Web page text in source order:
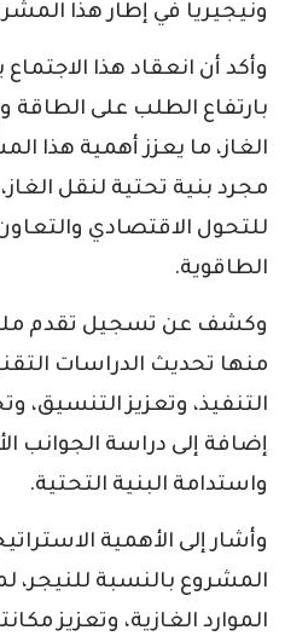
ونيجيريا في إطار هذا
وأكد أن انعقاد هذا
بارتفاع الطلب على
الغاز، ما يعزز أهمية هذا
مجرد بنية تحتية لنقل
للتحول الاقتصادي
الطاقوية.
وكشف عن تسجيل تقدم
منها تحديث الدراسات
التنفيذ، وتعزيز التنسيق،
إضافة إلى دراسة الجوانب
واستدامة البنية التحتية.
وأشار إلى الأهمية
المشروع بالنسبة
الموارد الغازية، وتعزيز